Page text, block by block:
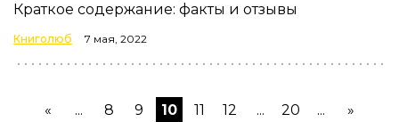
Краткое содержание: факты и отзывы
Книголюб 7 мая, 2022
« ... 8 9 10 11 12 ... 20 ... »